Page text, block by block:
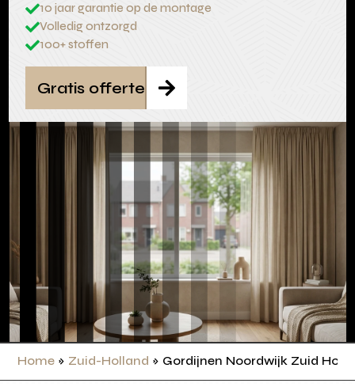
10 jaar garantie op de montage
Volledig ontzorgd
100+ stoffen

Gratis offerte
Home » Zuid-Holland » Gordijnen Noordwijk Zuid